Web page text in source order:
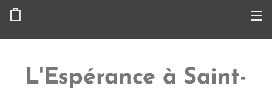
L'Espérance à Saint-